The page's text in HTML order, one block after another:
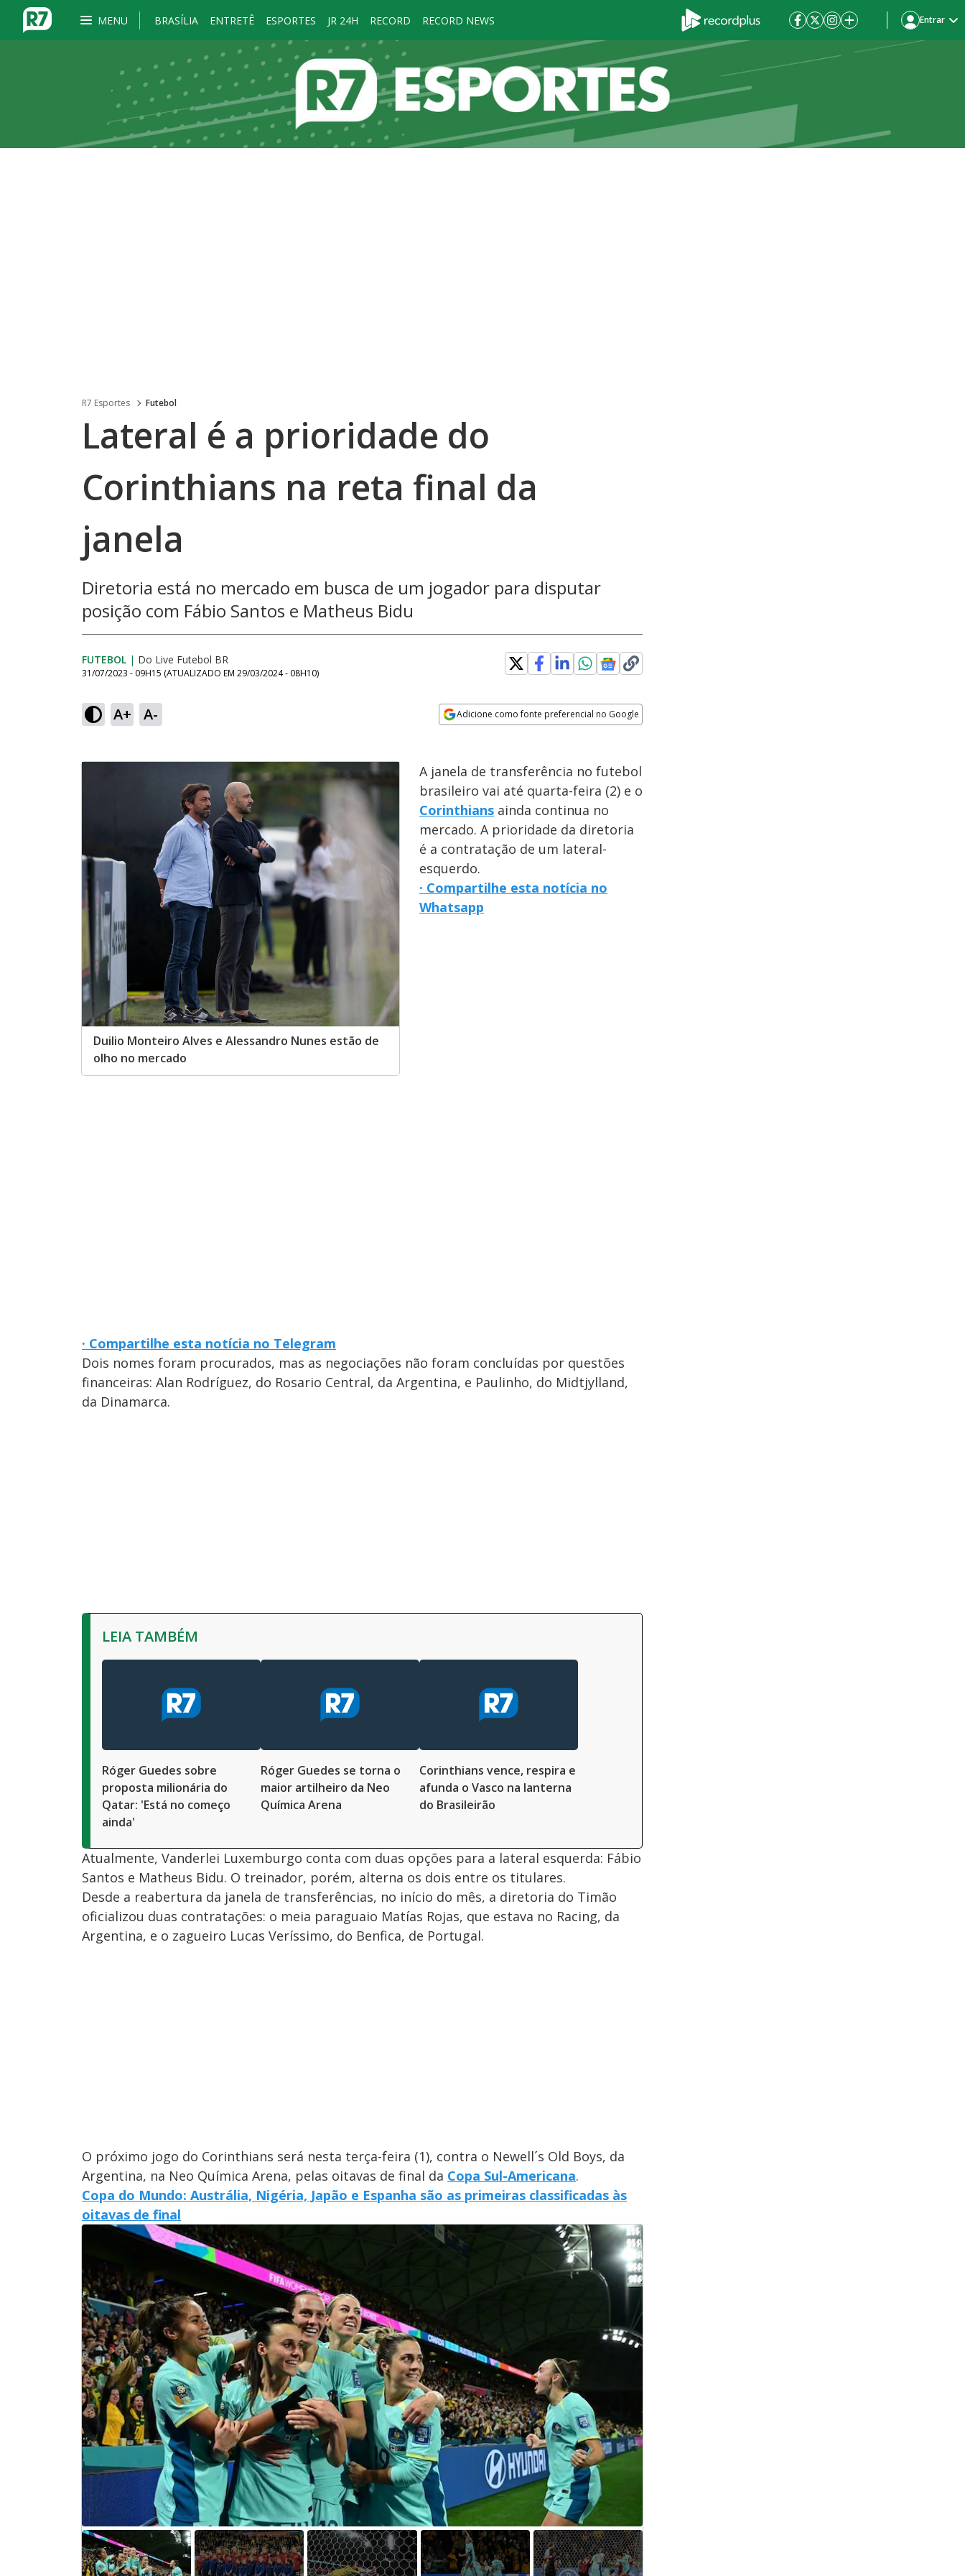
MENU BRASÍLIA ENTRETÊ ESPORTES JR 24H RECORD RECORD NEWS Entrar
R7 Esportes Futebol
Lateral é a prioridade do
Corinthians na reta final da
janela
Diretoria está no mercado em busca de um jogador para disputar
posição com Fábio Santos e Matheus Bidu
FUTEBOL | Do Live Futebol BR
31/07/2023 - 09H15 (ATUALIZADO EM 29/03/2024 - 08H10)
A+ A- Adicione como fonte preferencial no Google
Duilio Monteiro Alves e Alessandro Nunes estão de
olho no mercado
A janela de transferência no futebol
brasileiro vai até quarta-feira (2) e o
Corinthians ainda continua no
mercado. A prioridade da diretoria
é a contratação de um lateral-
esquerdo.
· Compartilhe esta notícia no
Whatsapp
· Compartilhe esta notícia no Telegram
Dois nomes foram procurados, mas as negociações não foram concluídas por questões
financeiras: Alan Rodríguez, do Rosario Central, da Argentina, e Paulinho, do Midtjylland,
da Dinamarca.
LEIA TAMBÉM
Róger Guedes sobre
proposta milionária do
Qatar: 'Está no começo
ainda'
Róger Guedes se torna o
maior artilheiro da Neo
Química Arena
Corinthians vence, respira e
afunda o Vasco na lanterna
do Brasileirão
Atualmente, Vanderlei Luxemburgo conta com duas opções para a lateral esquerda: Fábio
Santos e Matheus Bidu. O treinador, porém, alterna os dois entre os titulares.
Desde a reabertura da janela de transferências, no início do mês, a diretoria do Timão
oficializou duas contratações: o meia paraguaio Matías Rojas, que estava no Racing, da
Argentina, e o zagueiro Lucas Veríssimo, do Benfica, de Portugal.
O próximo jogo do Corinthians será nesta terça-feira (1), contra o Newell´s Old Boys, da
Argentina, na Neo Química Arena, pelas oitavas de final da Copa Sul-Americana.
Copa do Mundo: Austrália, Nigéria, Japão e Espanha são as primeiras classificadas às
oitavas de final